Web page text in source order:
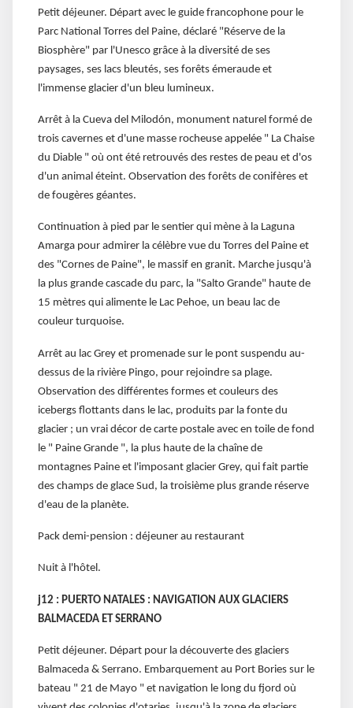
Petit déjeuner. Départ avec le guide francophone pour le
Parc National Torres del Paine, déclaré "Réserve de la
Biosphère" par l'Unesco grâce à la diversité de ses
paysages, ses lacs bleutés, ses forêts émeraude et
l'immense glacier d'un bleu lumineux.
Arrêt à la Cueva del Milodón, monument naturel formé de
trois cavernes et d'une masse rocheuse appelée " La Chaise
du Diable " où ont été retrouvés des restes de peau et d'os
d'un animal éteint. Observation des forêts de conifères et
de fougères géantes.
Continuation à pied par le sentier qui mène à la Laguna
Amarga pour admirer la célèbre vue du Torres del Paine et
des "Cornes de Paine", le massif en granit. Marche jusqu'à
la plus grande cascade du parc, la "Salto Grande" haute de
15 mètres qui alimente le Lac Pehoe, un beau lac de
couleur turquoise.
Arrêt au lac Grey et promenade sur le pont suspendu au-
dessus de la rivière Pingo, pour rejoindre sa plage.
Observation des différentes formes et couleurs des
icebergs flottants dans le lac, produits par la fonte du
glacier ; un vrai décor de carte postale avec en toile de fond
le " Paine Grande ", la plus haute de la chaîne de
montagnes Paine et l'imposant glacier Grey, qui fait partie
des champs de glace Sud, la troisième plus grande réserve
d'eau de la planète.
Pack demi-pension : déjeuner au restaurant
Nuit à l'hôtel.
j12 : PUERTO NATALES : NAVIGATION AUX GLACIERS
BALMACEDA ET SERRANO
Petit déjeuner. Départ pour la découverte des glaciers
Balmaceda & Serrano. Embarquement au Port Bories sur le
bateau " 21 de Mayo " et navigation le long du fjord où